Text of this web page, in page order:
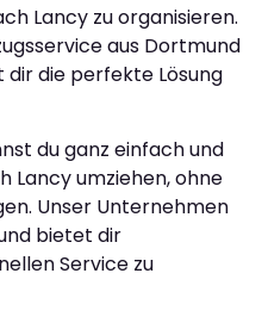
Lancy zu organisieren.
aus Dortmund
die perfekte Lösung
du ganz einfach und
Lancy umziehen, ohne
Unser Unternehmen
bietet dir
Service zu